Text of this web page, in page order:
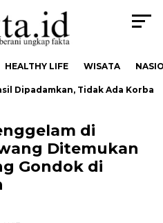
HEALTHY LIFE WISATA
Tidak Ada Korban
di
Ditemukan
Gondok di